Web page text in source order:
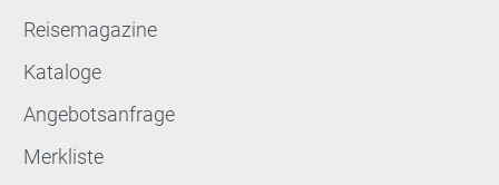
Reisemagazine
Kataloge
Angebotsanfrage
Merkliste